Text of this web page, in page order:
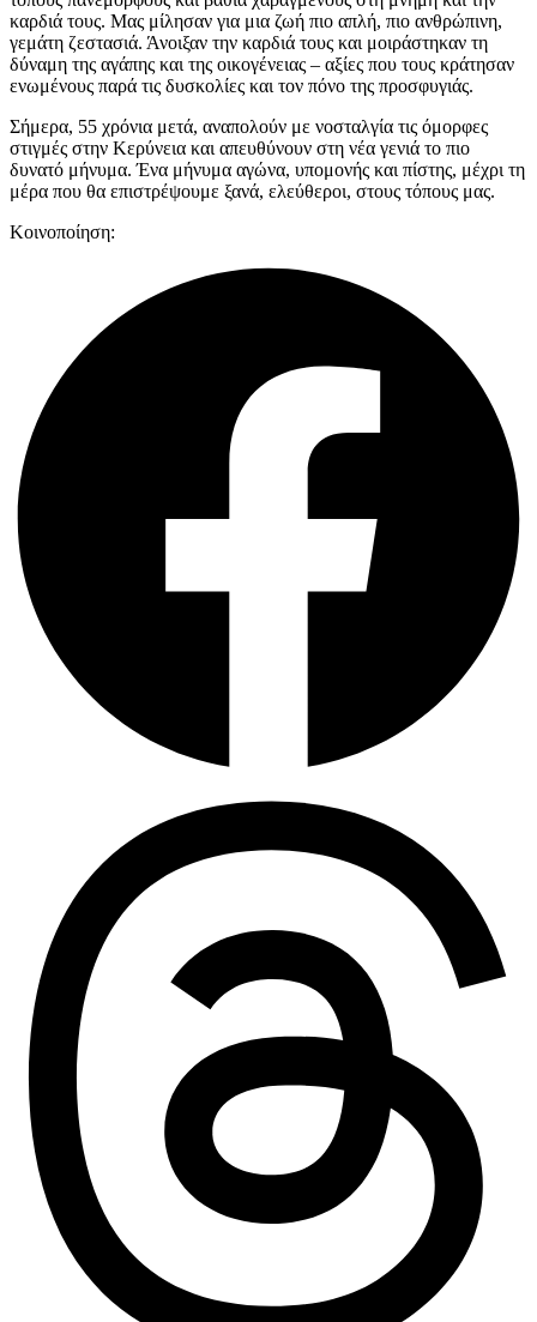
καρδιά τους. Μας μίλησαν για μια ζωή πιο απλή, πιο ανθρώπινη,
γεμάτη ζεστασιά. Άνοιξαν την καρδιά τους και μοιράστηκαν τη
δύναμη της αγάπης και της οικογένειας – αξίες που τους κράτησαν
ενωμένους παρά τις δυσκολίες και τον πόνο της προσφυγιάς.
Σήμερα, 55 χρόνια μετά, αναπολούν με νοσταλγία τις όμορφες
στιγμές στην Κερύνεια και απευθύνουν στη νέα γενιά το πιο
δυνατό μήνυμα. Ένα μήνυμα αγώνα, υπομονής και πίστης, μέχρι τη
μέρα που θα επιστρέψουμε ξανά, ελεύθεροι, στους τόπους μας.
Κοινοποίηση: